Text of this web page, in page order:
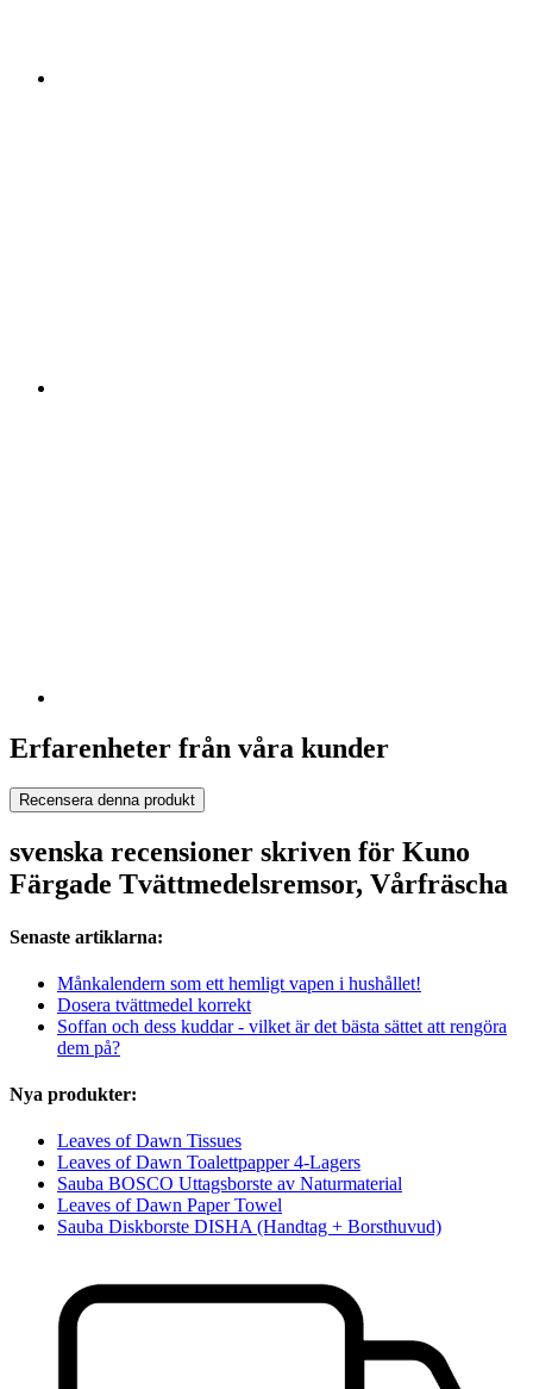
Erfarenheter från våra kunder
Recensera denna produkt
svenska recensioner skriven för Kuno
Färgade Tvättmedelsremsor, Vårfräscha
Senaste artiklarna:
Månkalendern som ett hemligt vapen i hushållet!
Dosera tvättmedel korrekt
Soffan och dess kuddar - vilket är det bästa sättet att rengöra
dem på?
Nya produkter:
Leaves of Dawn Tissues
Leaves of Dawn Toalettpapper 4-Lagers
Sauba BOSCO Uttagsborste av Naturmaterial
Leaves of Dawn Paper Towel
Sauba Diskborste DISHA (Handtag + Borsthuvud)